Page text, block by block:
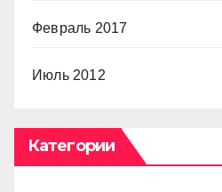
Февраль 2017
Июль 2012
Категории